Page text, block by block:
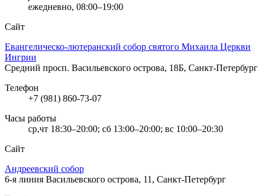
ежедневно, 08:00–19:00
Сайт
Евангелическо-лютеранский собор святого Михаила Церкви
Ингрии
Средний просп. Васильевского острова, 18Б, Санкт-Петербург
Телефон
+7 (981) 860-73-07
Часы работы
ср,чт 18:30–20:00; сб 13:00–20:00; вс 10:00–20:30
Сайт
Андреевский собор
6-я линия Васильевского острова, 11, Санкт-Петербург